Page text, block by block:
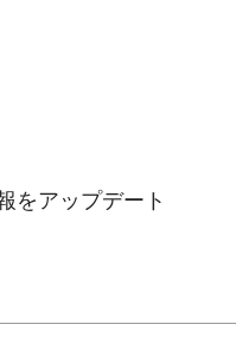
をアップデート